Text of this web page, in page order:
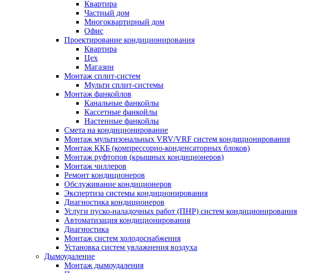
Квартира
Частный дом
Многоквартирный дом
Офис
Проектирование кондиционирования
Квартира
Цех
Магазин
Монтаж сплит-систем
Мульти сплит-системы
Монтаж фанкойлов
Канальные фанкойлы
Кассетные фанкойлы
Настенные фанкойлы
Смета на кондиционирование
Монтаж мультизональных VRV/VRF систем кондиционирования
Монтаж ККБ (компрессорно-конденсаторных блоков)
Монтаж руфтопов (крышных кондиционеров)
Монтаж чиллеров
Ремонт кондиционеров
Обслуживание кондиционеров
Экспертиза системы кондиционирования
Диагностика кондиционеров
Услуги пуско-наладочных работ (ПНР) систем кондиционирования
Автоматизация кондиционирования
Диагностика
Монтаж систем холодоснабжения
Установка систем увлажнения воздуха
Дымоудаление
Монтаж дымоудаления